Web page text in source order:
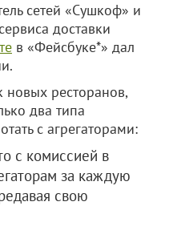
сетей «Сушкоф» и
доставки
в «Фейсбуке*» дал
новых ресторанов,
два типа
с агрегаторами:
с комиссией в
за каждую
свою